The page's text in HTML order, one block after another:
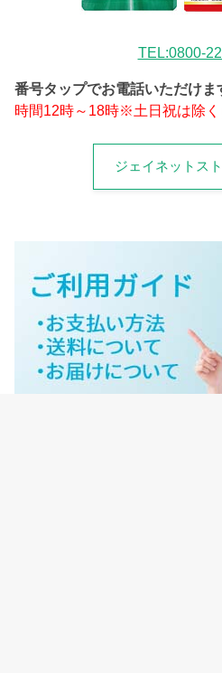
TEL:0800-
番号タップでお電話いただけま
時間12時～18時※土日祝は除く
ジェイネットス